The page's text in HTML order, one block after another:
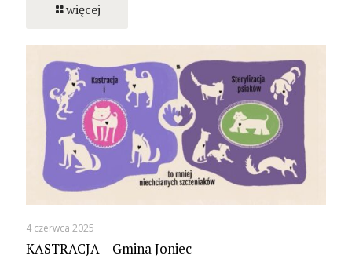
więcej
4 czerwca 2025
KASTRACJA – Gmina Joniec